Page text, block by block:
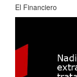
El Financiero